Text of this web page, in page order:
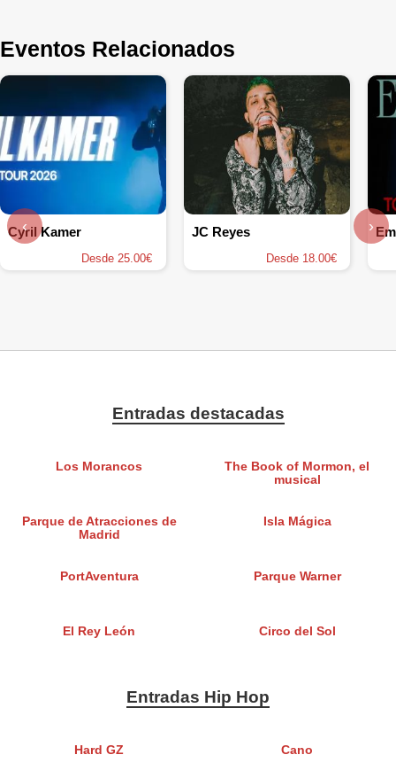
Eventos Relacionados
Cyril Kamer
Desde 25.00€
JC Reyes
Desde 18.00€
‹ ›
Entradas destacadas
Los Morancos
The Book of Mormon, el
musical
Parque de Atracciones de
Madrid
Isla Mágica
PortAventura Parque Warner
El Rey León Circo del Sol
Entradas Hip Hop
Hard GZ Cano